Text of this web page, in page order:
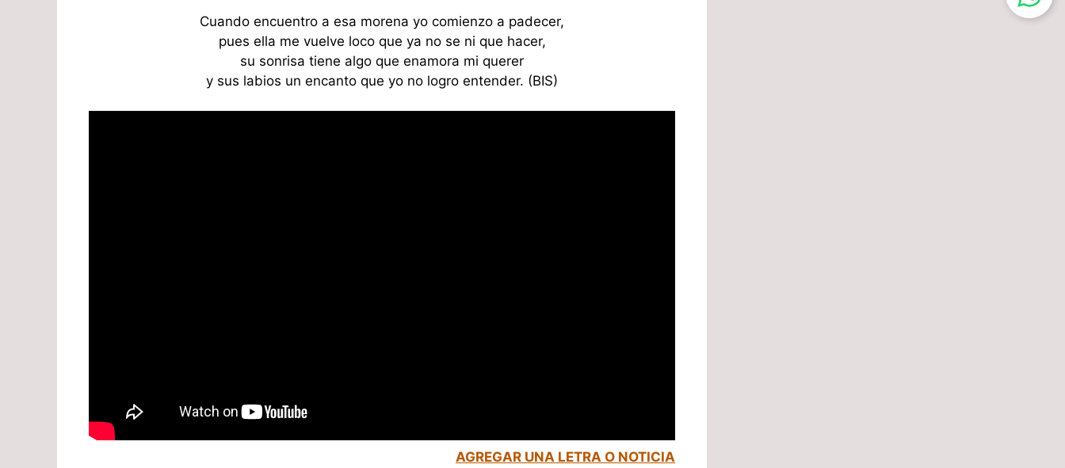
Cuando encuentro a esa morena yo comienzo a padecer,
pues ella me vuelve loco que ya no se ni que hacer,
su sonrisa tiene algo que enamora mi querer
y sus labios un encanto que yo no logro entender. (BIS)
AGREGAR UNA LETRA O NOTICIA